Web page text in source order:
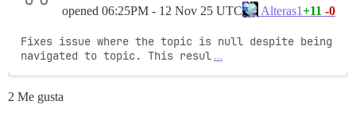
opened 06:25PM - 12 Nov 25 UTC Alteras1+11 -0
Fixes issue where the topic is null despite being
navigated to topic. This resul …
2 Me gusta